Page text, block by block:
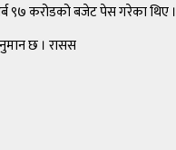
९७ करोडको बजेट पेस गरेका थिए ।
छ । रासस